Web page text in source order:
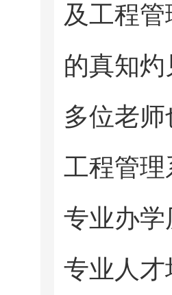
及工程
的真知
多位老
工程管
专业办
专业人